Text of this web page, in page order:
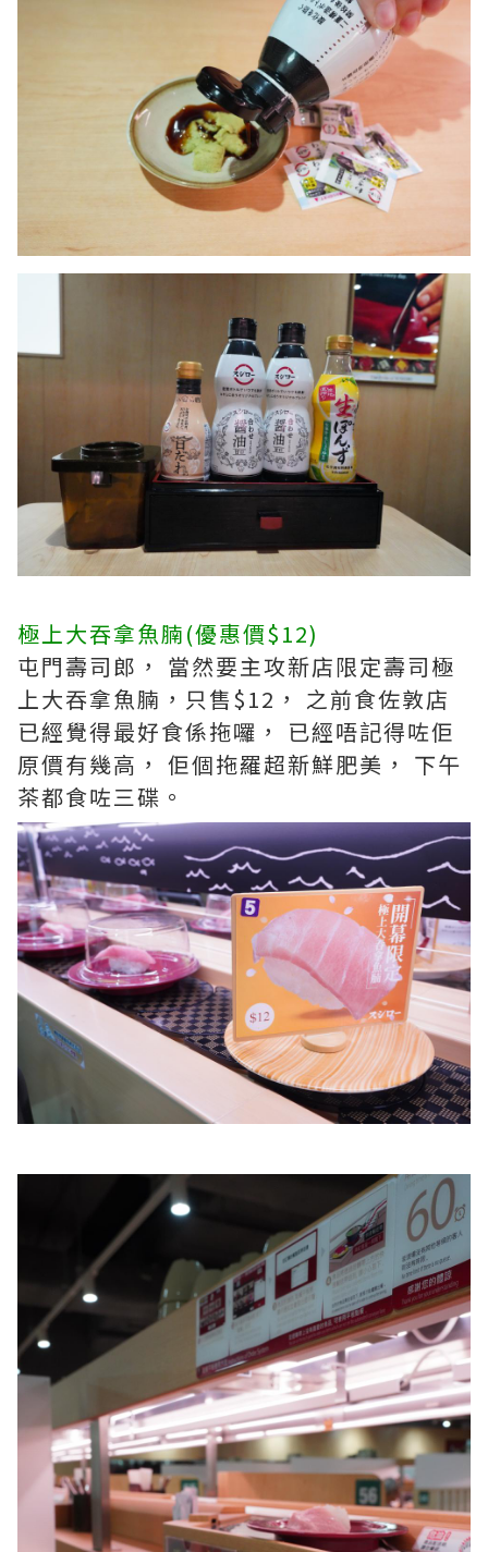
極上大吞拿魚腩(優惠價$12)
屯門壽司郎， 當然要主攻新店限定壽司極
上大吞拿魚腩，只售$12， 之前食佐敦店
已經覺得最好食係拖囉， 已經唔記得咗佢
原價有幾高， 佢個拖羅超新鮮肥美， 下午
茶都食咗三碟。